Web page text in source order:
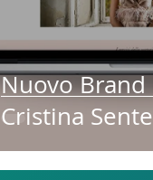
Nuovo
Cristina